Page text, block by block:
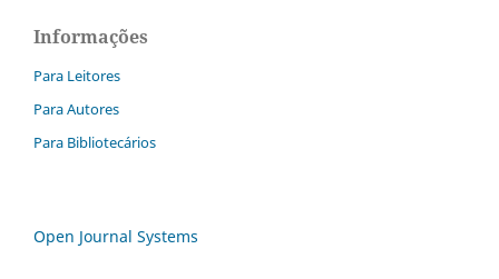
Informações
Para Leitores
Para Autores
Para Bibliotecários
Open Journal Systems